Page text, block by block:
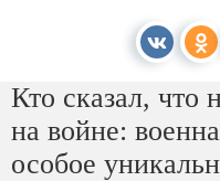
Кто сказал, что
на войне:
особое